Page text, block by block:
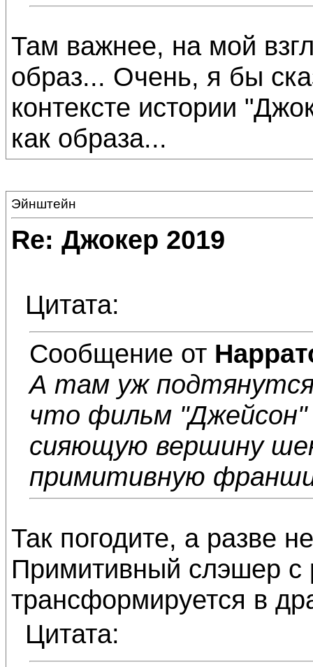
Там важнее, на мой
образ... Очень, я бы
контексте истории
как образа...
Эйнштейн
Re: Джокер 2019
Цитата:
Сообщение от
А там уж
что фильм "Джейсон"
сияющую вершину
примитивную
Так погодите, а разве
Примитивный слэшер с
трансформируется в
Цитата: